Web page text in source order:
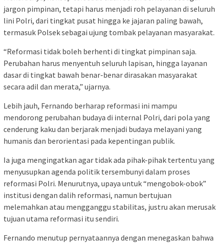
jargon pimpinan, tetapi harus menjadi roh pelayanan di seluruh
lini Polri, dari tingkat pusat hingga ke jajaran paling bawah,
termasuk Polsek sebagai ujung tombak pelayanan masyarakat.
“Reformasi tidak boleh berhenti di tingkat pimpinan saja.
Perubahan harus menyentuh seluruh lapisan, hingga layanan
dasar di tingkat bawah benar-benar dirasakan masyarakat
secara adil dan merata,” ujarnya.
Lebih jauh, Fernando berharap reformasi ini mampu
mendorong perubahan budaya di internal Polri, dari pola yang
cenderung kaku dan berjarak menjadi budaya melayani yang
humanis dan berorientasi pada kepentingan publik.
Ia juga mengingatkan agar tidak ada pihak-pihak tertentu yang
menyusupkan agenda politik tersembunyi dalam proses
reformasi Polri. Menurutnya, upaya untuk “mengobok-obok”
institusi dengan dalih reformasi, namun bertujuan
melemahkan atau mengganggu stabilitas, justru akan merusak
tujuan utama reformasi itu sendiri.
Fernando menutup pernyataannya dengan menegaskan bahwa